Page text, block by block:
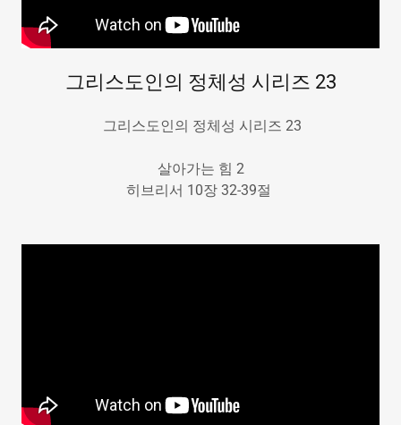
그리스도인의 정체성 시리즈 23
그리스도인의 정체성 시리즈 23
살아가는 힘 2
히브리서 10장 32-39절